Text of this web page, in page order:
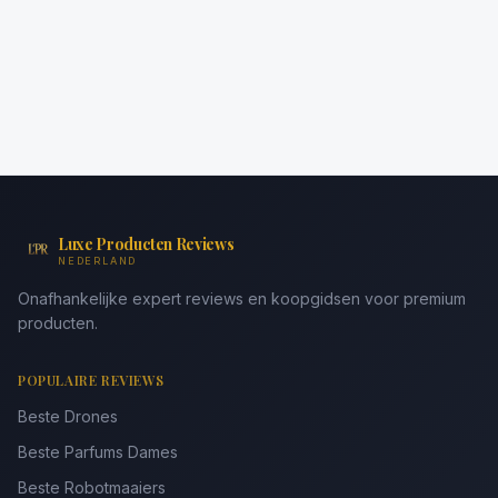
Luxe Producten Reviews
NEDERLAND
Onafhankelijke expert reviews en koopgidsen voor premium
producten.
POPULAIRE REVIEWS
Beste Drones
Beste Parfums Dames
Beste Robotmaaiers